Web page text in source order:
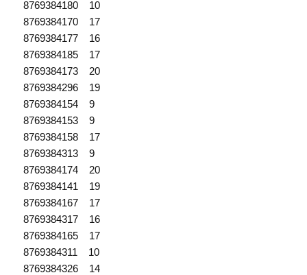
8769384180 10
8769384170 17
8769384177 16
8769384185 17
8769384173 20
8769384296 19
8769384154 9
8769384153 9
8769384158 17
8769384313 9
8769384174 20
8769384141 19
8769384167 17
8769384317 16
8769384165 17
8769384311 10
8769384326 14